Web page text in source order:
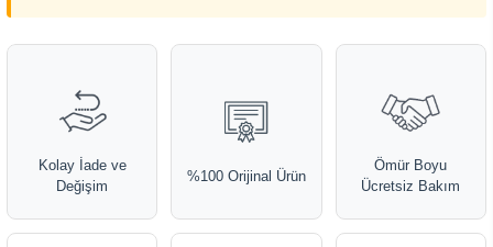
Kolay İade ve
Değişim
%100 Orijinal Ürün
Ömür Boyu
Ücretsiz Bakım